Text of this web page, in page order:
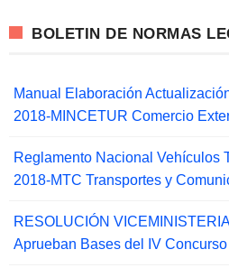
BOLETIN DE NORMAS
Manual Elaboración
2018-MINCETUR Comercio
Reglamento Nacional Vehículos
2018-MTC Transportes y
RESOLUCIÓN
Aprueban Bases del IV